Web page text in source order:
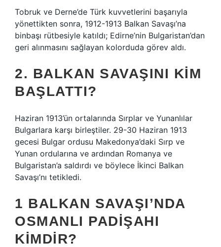
Tobruk ve Derne’de Türk kuvvetlerini başarıyla
yönettikten sonra, 1912-1913 Balkan Savaşı’na
binbaşı rütbesiyle katıldı; Edirne’nin Bulgaristan’dan
geri alınmasını sağlayan kolorduda görev aldı.
2. BALKAN SAVAŞINI KIM
BAŞLATTI?
Haziran 1913’ün ortalarında Sırplar ve Yunanlılar
Bulgarlara karşı birleştiler. 29-30 Haziran 1913
gecesi Bulgar ordusu Makedonya’daki Sırp ve
Yunan ordularına ve ardından Romanya ve
Bulgaristan’a saldırdı ve böylece İkinci Balkan
Savaşı’nı tetikledi.
1 BALKAN SAVAŞI’NDA
OSMANLI PADIŞAHI
KIMDIR?